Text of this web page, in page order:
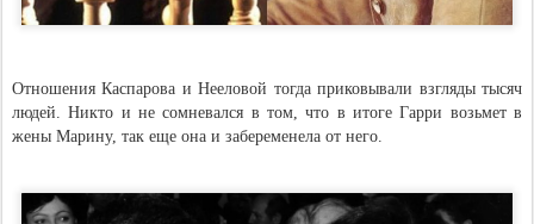
Отношения Каспарова и Нееловой тогда приковывали взгляды тысяч
людей. Никто и не сомневался в том, что в итоге Гарри возьмет в
жены Марину, так еще она и забеременела от него.